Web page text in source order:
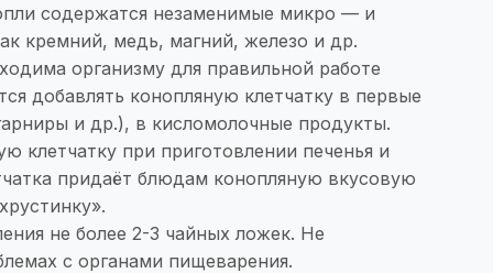
содержатся незаменимые микро — и
кремний, медь, магний, железо и др.
организму для правильной работе
добавлять конопляную клетчатку в первые
и др.), в кисломолочные продукты.
клетчатку при приготовлении печенья и
придаёт блюдам конопляную вкусовую
не более 2-3 чайных ложек. Не
с органами пищеварения.